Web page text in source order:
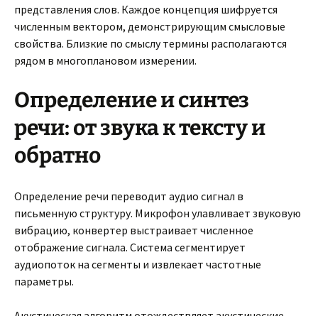
представления слов. Каждое концепция шифруется
численным вектором, демонстрирующим смысловые
свойства. Близкие по смыслу термины располагаются
рядом в многоплановом измерении.
Определение и синтез
речи: от звука к тексту и
обратно
Определение речи переводит аудио сигнал в
письменную структуру. Микрофон улавливает звуковую
вибрацию, конвертер выстраивает численное
отображение сигнала. Система сегментирует
аудиопоток на сегменты и извлекает частотные
параметры.